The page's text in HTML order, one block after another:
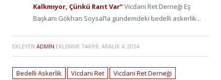
Kalkmıyor, Çünkü Rant Var”Vicdani Ret Derneği Eş
Başkanı Gökhan Soysal’la gündemdeki bedelli askerlik...
EKLEYEN ADMIN EKLENME TARIHI: ARALIK 4, 2014
Bedelli Askerlik Vicdani Ret Vicdani Ret Derneği